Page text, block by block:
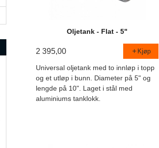
Oljetank - Flat - 5"
2 395,00 Kjøp
Universal oljetank med to innløp i topp
og et utløp i bunn. Diameter på 5" og
lengde på 10". Laget i stål med
aluminiums tanklokk.